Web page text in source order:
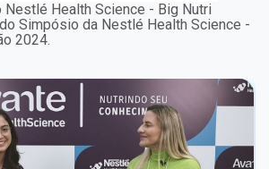
Nestlé Health Science - Big Nutri
Simpósio da Nestlé Health Science -
2024.